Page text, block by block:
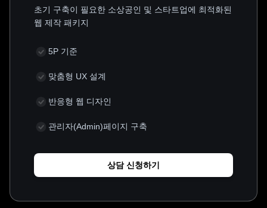
초기 구축이 필요한 소상공인 및 스타트업에 최적화된
웹 제작 패키지
5P 기준
맞춤형 UX 설계
반응형 웹 디자인
관리자(Admin)페이지 구축
상담 신청하기